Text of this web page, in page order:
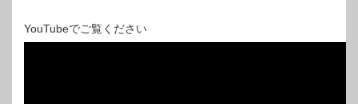
YouTubeでご覧ください